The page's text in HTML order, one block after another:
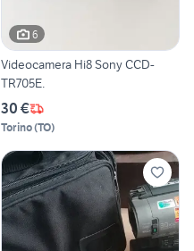
6
Videocamera Hi8 Sony CCD-
TR705E.
30 €
Torino(TO)